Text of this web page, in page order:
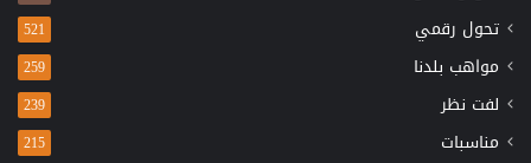
تحول رقمي 521
مواهب بلدنا 259
لفت نظر 239
مناسبات 215